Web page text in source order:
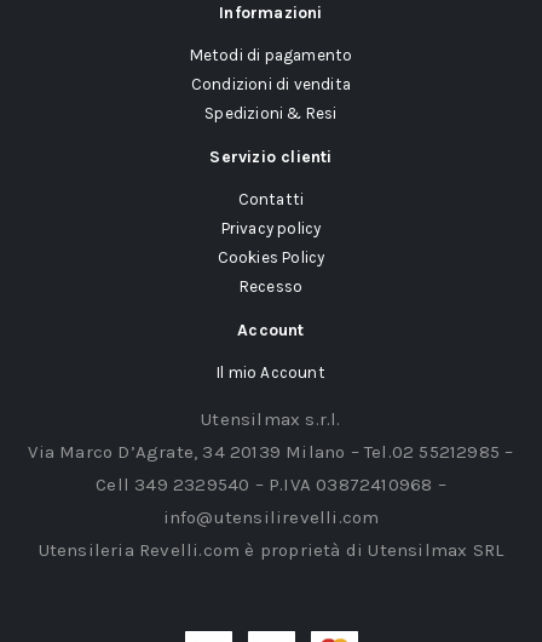
Informazioni
Metodi di pagamento
Condizioni di vendita
Spedizioni & Resi
Servizio clienti
Contatti
Privacy policy
Cookies Policy
Recesso
Account
Il mio Account
Utensilmax s.r.l.
Via Marco D’Agrate, 34 20139 Milano – Tel.02 55212985 –
Cell 349 2329540 – P.IVA 03872410968 –
info@utensilirevelli.com
Utensileria Revelli.com è proprietà di Utensilmax SRL